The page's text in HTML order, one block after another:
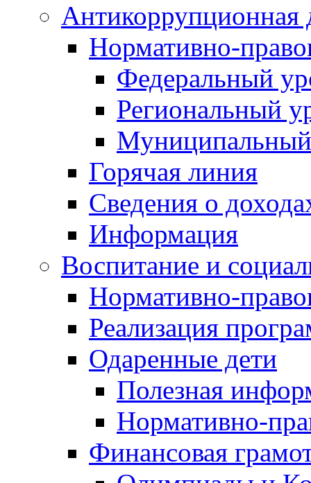
Антикоррупционная
Нормативно-
Федеральный
Региональный
Горячая линия
Сведения о
Информация
Воспитание и
Нормативно-
Реализация
Одаренные дети
Полезная
Нормативно-
Финансовая